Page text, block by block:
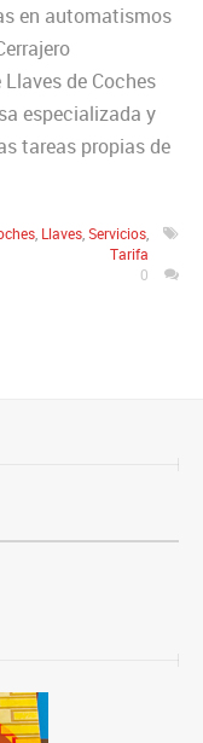
en automatismos
de Coches
especializada y
tareas propias de
Llaves Servicios
Tarifa
0